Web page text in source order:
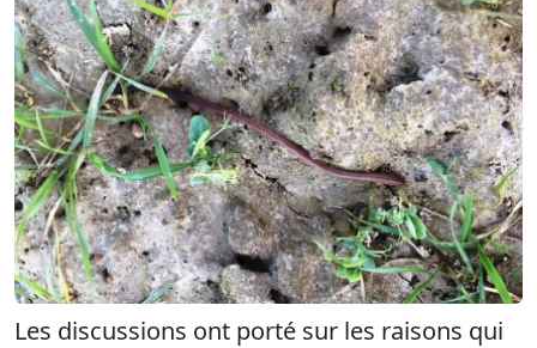
Les discussions ont porté sur les raisons qui